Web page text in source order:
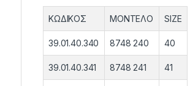
ΚΩΔΙΚΟΣ ΜΟΝΤΕΛΟ SIZE
39.01.40.340 8748 240 40
39.01.40.341 8748 241 41